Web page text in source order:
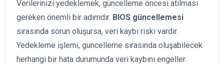
Verilerinizi yedeklemek, güncelleme öncesi atılması
gereken önemli bir adımdır. BIOS güncellemesi
sırasında sorun oluşursa, veri kaybı riski vardır.
Yedekleme işlemi, güncelleme sırasında oluşabilecek
herhangi bir hata durumunda veri kaybını engeller.